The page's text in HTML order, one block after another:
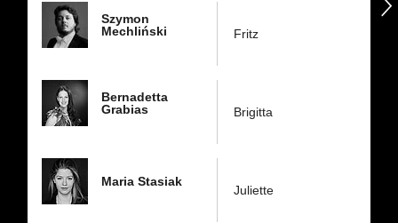
Szymon
Mechliński
Fritz
Bernadetta
Grabias
Brigitta
Maria Stasiak
Juliette